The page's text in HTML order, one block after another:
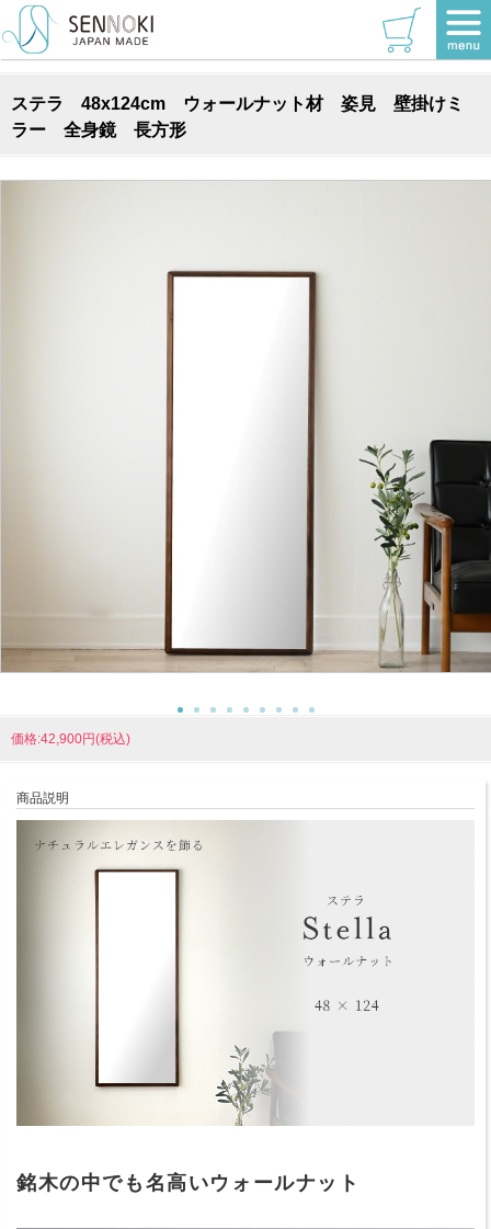
TOP
>
壁掛けミラー
>
長方形
ステラ 48x124cm ウォールナット材 姿見 壁掛けミ
ラー 全身鏡 長方形
価格:42,900円(税込)
商品説明
銘木の中でも名高いウォールナット